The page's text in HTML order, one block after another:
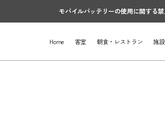
モバイルバッテリーの使用に関する
Home 客室 朝食・レストラン 施